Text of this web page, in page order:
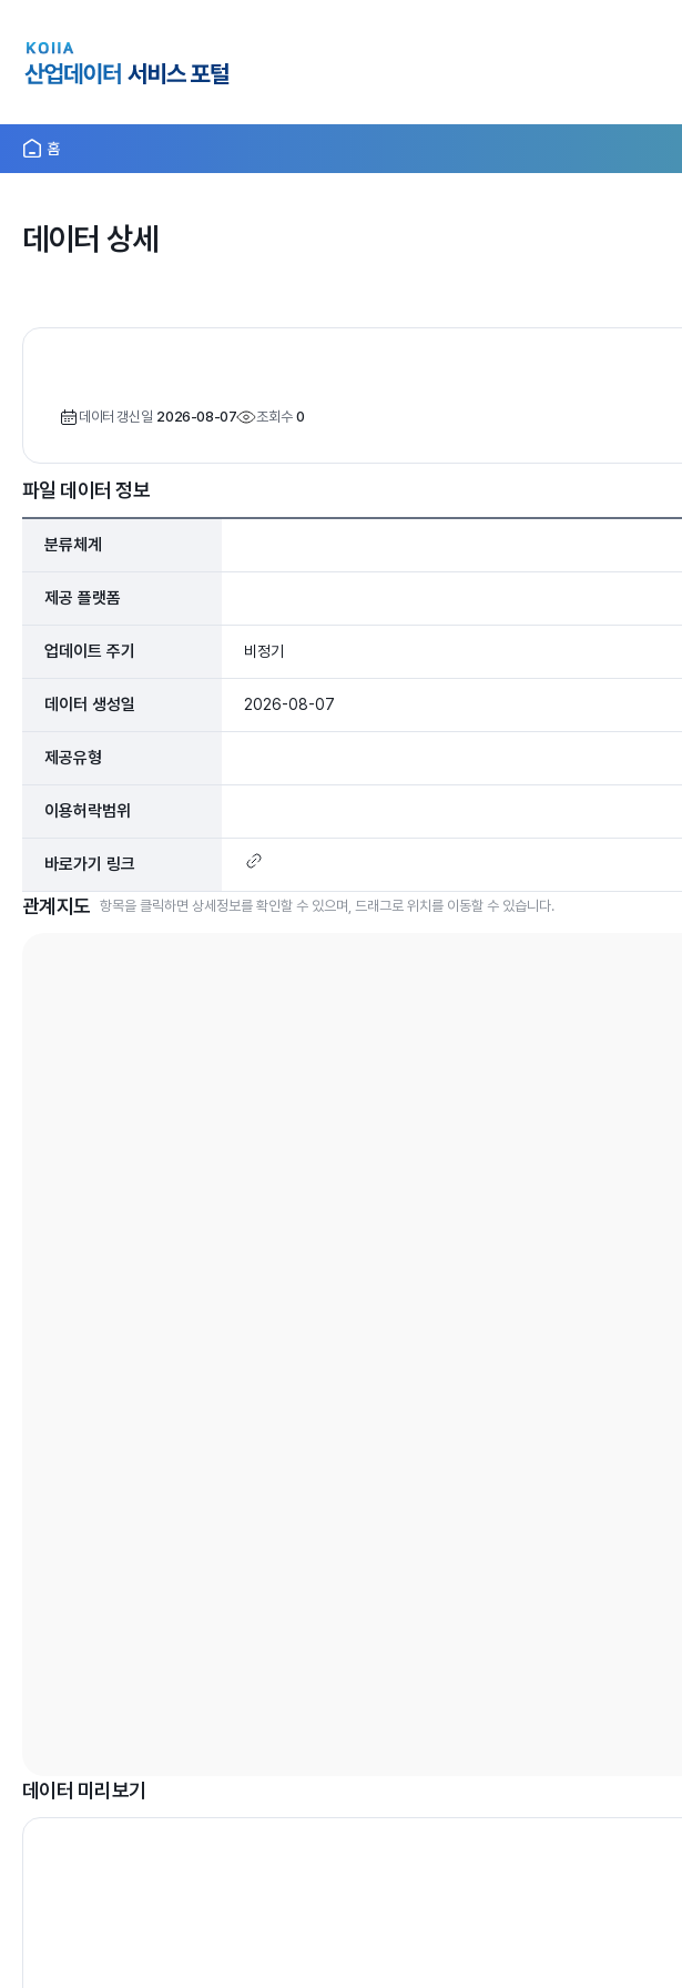
홈
데이터 상세
데이터 갱신일 2026-08-07 조회수 0
파일 데이터 정보
분류체계
제공 플랫폼
업데이트 주기 비정기
데이터 생성일 2026-08-07
제공유형
이용허락범위
바로가기 링크
관계지도 항목을 클릭하면 상세정보를 확인할 수 있으며, 드래그로 위치를 이동할 수 있습니다.
데이터 미리보기